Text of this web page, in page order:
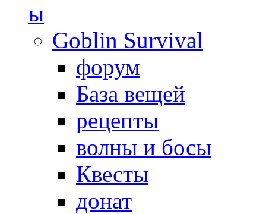
ы
Goblin Survival
форум
База вещей
рецепты
волны и босы
Квесты
донат